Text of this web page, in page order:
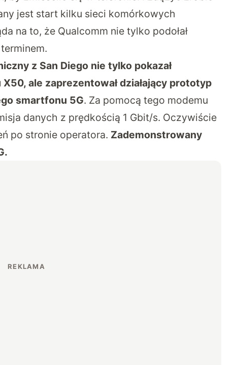
jest start kilku sieci komórkowych
na to, że Qualcomm nie tylko podołał
z San Diego nie tylko pokazał
ale zaprezentował działający prototyp
smartfonu 5G. Za pomocą tego modemu
danych z prędkością 1 Gbit/s. Oczywiście
po stronie operatora. Zademonstrowany